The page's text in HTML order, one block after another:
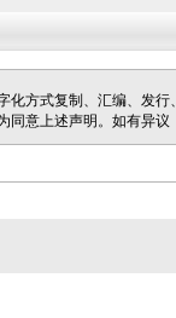
化方式复制、汇编、发
同意上述声明。如有异